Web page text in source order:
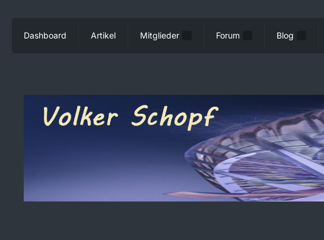
Dashboard Artikel Mitglieder Forum Blog